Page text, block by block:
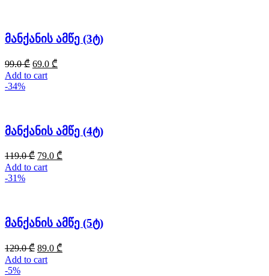
მანქანის ამწე (3ტ)
99.0₾ 69.0 ₾
Add to cart
-34%
მანქანის ამწე (4ტ)
119.0₾ 79.0 ₾
Add to cart
-31%
მანქანის ამწე (5ტ)
129.0₾ 89.0 ₾
Add to cart
-5%